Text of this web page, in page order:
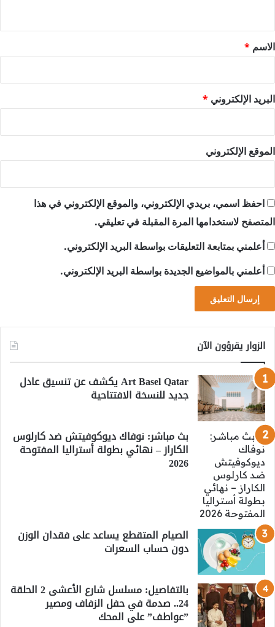
*
الاسم *
البريد الإلكتروني *
الموقع الإلكتروني
احفظ اسمي، بريدي الإلكتروني، والموقع الإلكتروني في هذا
المتصفح لاستخدامها المرة المقبلة في تعليقي.
أعلمني بمتابعة التعليقات بواسطة البريد الإلكتروني.
أعلمني بالمواضيع الجديدة بواسطة البريد الإلكتروني.
الزوار يقرؤون الآن
Art Basel Qatar يكشف عن تنسيق عادل
جديد للنسخة الافتتاحية
بث مباشر: نوفاك ديوكوفيتش ضد كارلوس
الكاراز – نهائي بطولة أستراليا المفتوحة
2026
الصيام المتقطع يساعد على فقدان الوزن
دون حساب السعرات
بالتفاصيل: مسلسل شارع الأعشى 2 الحلقة
24.. صدمة في حفل الزفاف ومصير
”عواطف” على المحك